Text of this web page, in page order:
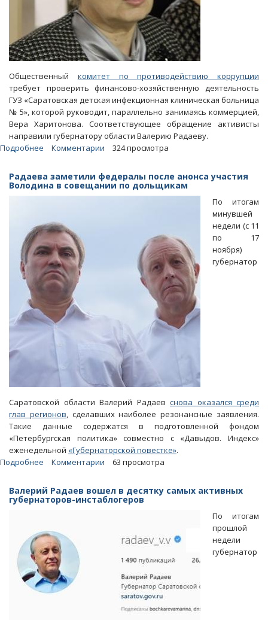
Общественный комитет по противодействию коррупции
требует проверить финансово-хозяйственную деятельность
ГУЗ «Саратовская детская инфекционная клиническая больница
№ 5», которой руководит, параллельно занимаясь коммерцией,
Вера Харитонова. Соответствующее обращение активисты
направили губернатору области Валерию Радаеву.
Подробнее
с
коррупцией
отставки
главврача
детской
больницы
Комментарии 324 просмотра
Радаева заметили федералы после анонса участия
Володина в совещании по дольщикам
По итогам
минувшей
недели (с 11
по 17
ноября)
губернатор
Саратовской области Валерий Радаев снова оказался среди
глав регионов, сделавших наиболее резонансные заявления.
Такие данные содержатся в подготовленной фондом
«Петербургская политика» совместно с «Давыдов. Индекс»
еженедельной «Губернаторской повестке».
Подробнее
заметили
федералы
участия
Володина
в
совещании
по
дольщикам
Комментарии 63 просмотра
Валерий Радаев вошел в десятку самых активных
губернаторов-инстаблогеров
По итогам
прошлой
недели
губернатор